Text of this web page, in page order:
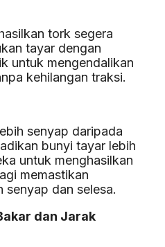
tork segera
tayar dengan
untuk mengendalikan
kehilangan traksi.
senyap daripada
bunyi tayar lebih
untuk menghasilkan
memastikan
senyap dan selesa.
dan Jarak